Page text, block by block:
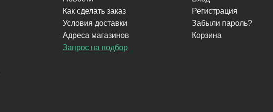
Как сделать заказ
Условия доставки
Адреса магазинов
Запрос на подбор
Регистрация
Забыли пароль?
Корзина